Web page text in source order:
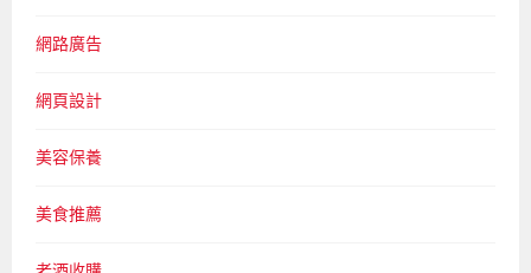
網路廣告
網頁設計
美容保養
美食推薦